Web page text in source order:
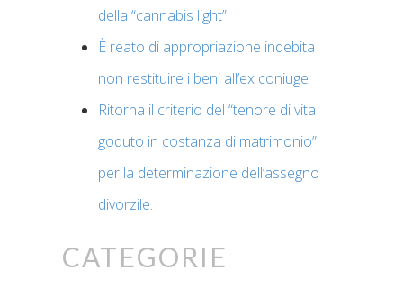
della “cannabis light”
È reato di appropriazione indebita
non restituire i beni all’ex coniuge
Ritorna il criterio del “tenore di vita
goduto in costanza di matrimonio”
per la determinazione dell’assegno
divorzile.
Categorie